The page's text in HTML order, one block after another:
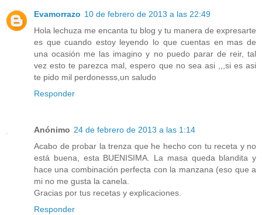
Evamorrazo 10 de febrero de 2013 a las 22:49
Hola lechuza me encanta tu blog y tu manera de expresarte
es que cuando estoy leyendo lo que cuentas en mas de
una ocasión me las imagino y no puedo parar de reir, tal
vez esto te parezca mal, espero que no sea asi ,,,si es asi
te pido mil perdonesss,un saludo
Responder
Anónimo 24 de febrero de 2013 a las 1:14
Acabo de probar la trenza que he hecho con tu receta y no
está buena, esta BUENISIMA. La masa queda blandita y
hace una combinación perfecta con la manzana (eso que a
mi no me gusta la canela.
Gracias por tus recetas y explicaciones.
Responder